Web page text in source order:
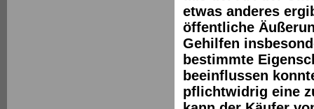
etwas anderes
öffentliche
Gehilfen
bestimmte
beeinflussen
pflichtwidrig eine